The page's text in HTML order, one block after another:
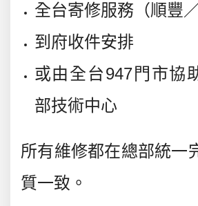
全台寄修服務（順豐／
到府收件安排
或由全台947門市協
部技術中心
所有維修都在總部統一
質一致。